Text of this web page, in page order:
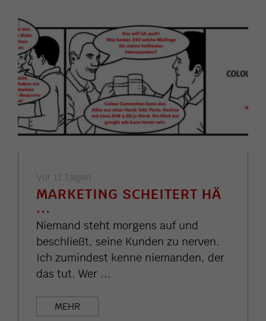
Vor 11 Tagen
MARKETING SCHEITERT HÄ
...
Niemand steht morgens auf und
beschließt, seine Kunden zu nerven.
Ich zumindest kenne niemanden, der
das tut. Wer ...
MEHR